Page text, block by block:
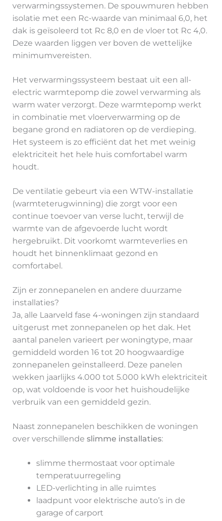
verwarmingssystemen. De spouwmuren hebben
isolatie met een Rc-waarde van minimaal 6,0, het
dak is geïsoleerd tot Rc 8,0 en de vloer tot Rc 4,0.
Deze waarden liggen ver boven de wettelijke
minimumvereisten.
Het verwarmingssysteem bestaat uit een all-
electric warmtepomp die zowel verwarming als
warm water verzorgt. Deze warmtepomp werkt
in combinatie met vloerverwarming op de
begane grond en radiatoren op de verdieping.
Het systeem is zo efficiënt dat het met weinig
elektriciteit het hele huis comfortabel warm
houdt.
De ventilatie gebeurt via een WTW-installatie
(warmteterugwinning) die zorgt voor een
continue toevoer van verse lucht, terwijl de
warmte van de afgevoerde lucht wordt
hergebruikt. Dit voorkomt warmteverlies en
houdt het binnenklimaat gezond en
comfortabel.
Zijn er zonnepanelen en andere duurzame
installaties?
Ja, alle Laarveld fase 4-woningen zijn standaard
uitgerust met zonnepanelen op het dak. Het
aantal panelen varieert per woningtype, maar
gemiddeld worden 16 tot 20 hoogwaardige
zonnepanelen geïnstalleerd. Deze panelen
wekken jaarlijks 4.000 tot 5.000 kWh elektriciteit
op, wat voldoende is voor het huishoudelijke
verbruik van een gemiddeld gezin.
Naast zonnepanelen beschikken de woningen
over verschillende slimme installaties:
slimme thermostaat voor optimale
temperatuurregeling
LED-verlichting in alle ruimtes
laadpunt voor elektrische auto’s in de
garage of carport